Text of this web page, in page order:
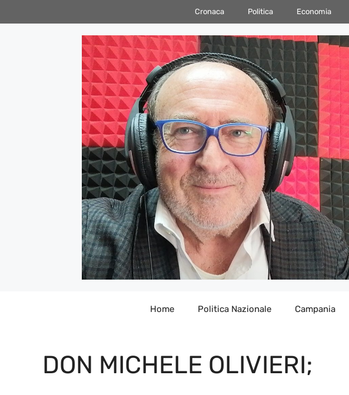
al
Cronaca Politica Economia
Home Politica Nazionale Campania
DON MICHELE OLIVIERI;